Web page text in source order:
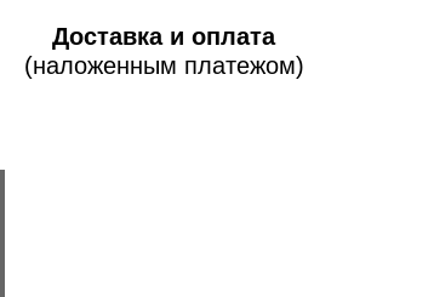
Доставка и оплата
(наложенным платежом)